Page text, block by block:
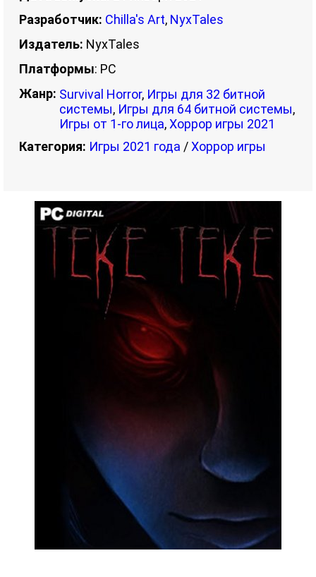
Разработчик: Chilla's Art, NyxTales
Издатель: NyxTales
Платформы: PC
Жанр: Survival Horror, Игры для 32 битной
системы, Игры для 64 битной системы,
Игры от 1-го лица,Хоррор игры 2021
Категория: Игры 2021 года /Хоррор игры